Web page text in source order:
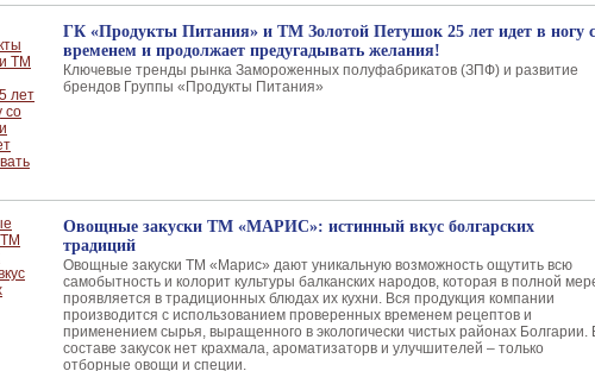
ГК «Продукты Питания» и ТМ Золотой Петушок 25 лет идет в ногу
временем и продолжает предугадывать желания!
Ключевые тренды рынка Замороженных полуфабрикатов (ЗПФ) и развитие
брендов Группы «Продукты Питания»
Овощные закуски ТМ «МАРИС»: истинный вкус болгарских
традиций
Овощные закуски ТМ «Марис» дают уникальную возможность ощутить всю
самобытность и колорит культуры балканских народов, которая в полной
проявляется в традиционных блюдах их кухни. Вся продукция компании
производится с использованием проверенных временем рецептов и
применением сырья, выращенного в экологически чистых районах Болгарии.
составе закусок нет крахмала, ароматизаторв и улучшителей – только
отборные овощи и специи.